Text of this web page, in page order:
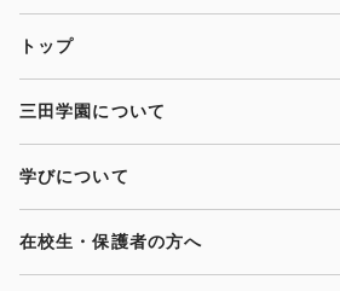
トップ
三田学園について
学びについて
在校生・保護者の方へ